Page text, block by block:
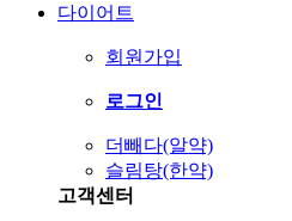
다이어트
회원가입
로그인
더빼다(알약)
슬림탕(한약)
고객센터